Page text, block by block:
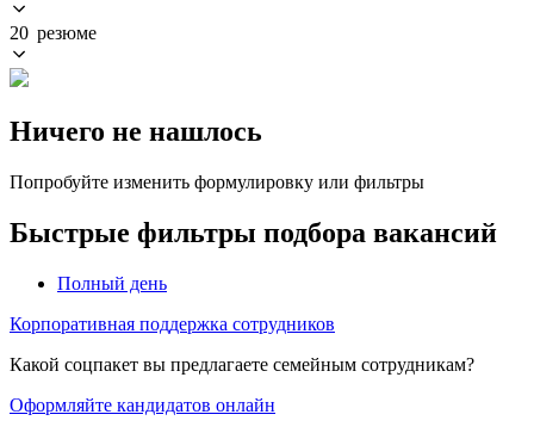
20 резюме
Ничего не нашлось
Попробуйте изменить формулировку или фильтры
Быстрые фильтры подбора вакансий
Полный день
Корпоративная поддержка сотрудников
Какой соцпакет вы предлагаете семейным сотрудникам?
Оформляйте кандидатов онлайн